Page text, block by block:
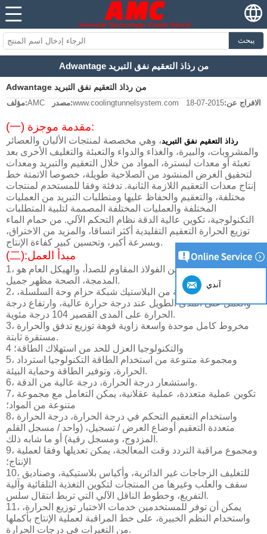
يبحث
Adwantage من رذاذ التعقيم نفق التبريد
Adwantage من رذاذ التعقيم نفق التبريد
مؤلف:AMC مصدر:www.coolingtunnelsystem.com الافراج عن:2015-07-18
(一) مقدمة موجزة:
رذاذ التعقيم نفق التبريد، وهي مخصصة لمنتجات الألبان والعصائر
والمشروبات، والبيرة، والغذاء والدواء والتعبئة والتغليف الأخرى بعد
تعبئة أو معدات لبسترة، المواد من خلال التعقيم والتبريد ومعدات
لتحقيق الغرض المنشود من الصلاحية طويلة، خصوصا الاتمتة خط
إنتاج معدات التعقيم اللازمة الثانية. تدفئة وفقا للمستخدم لمنتجات
مختلفة، والتعقيم والحفاظ عليها ومتطلبات التبريد من العمليات
المختلفة والعمليات المختلفة المصممة لتلبية المتطلبات
التكنولوجية، تكوين عالية الدقة نظام التحكم الآلي. من حمام الماء
توزيع الحرارة التعقيم التقليدية أكثر اتساقا، والمزيد من الاختراق،
وبسرعة أكبر، وتحسين كبير كفاءة الإنتاج.
(二):مبدأ العمل
1، معدات رف مصنوع من الفولاذ المقاوم للصدأ، والهيكل العام هو
المدمجة، الصحة مظهر جميل.
2، وذات جودة عالية من البلاستيك شبكة حزام وحة السلسلة،
والعمل على المدى الطويل عند درجة حرارة عالية، وارتفاع درجة
الحرارة على المدى القصير 104 درجة مئوية.
3، مخروط كامل موحدة واسعة زاوية فوهة توزيع تدفق والحرارة
مستقرة ثابتة.
4 والتكنولوجيا العزل للحد من استهلاك الطاقة؛
5، ومجموعة متنوعة من استخدام الطاقة التكنولوجيا استرداد
الحرارة، وتوفير الطاقة وحماية البيئة.
6، واستشعار درجة الحرارة، درجة عالية من الدقة.
7، تكوين عملية متعددة، عملية عقلانية، يمكن التعامل مع مجموعة
متنوعة من المواد؛
8، واستخدام التعقيم التحكم في درجة الحرارة، درجة الحرارة
متعددة التعقيم أوضاع العرض / تسجيل، (واحد / مسجل القلم
المزدوج، ومسجل رقية) أو ما شابه ذلك.
9، ومجموع مراقبة التردد وقت المعالجة، يمكن تعديلها وفقا لعملية
الإنتاج؛
10، للتغليف الزجاجات غير الدائرية، وأكياس بلاستيكية، وصناديق
سقف والعلب وغيرها من المنتجات لتكوين التغذية التلقائية وآلية
التفريغ، وخطوط الناقل الآلي التي تربط انتقال سلس.
11، يمكن أن توفر للمستخدمين خدمات الاختبار توزيع الحرارة،
واستخدام النظم الخبيرة، على خط المراقبة لعملية الإنتاج بأكملها
من التغيرات في درجات الحرارة.
آندي